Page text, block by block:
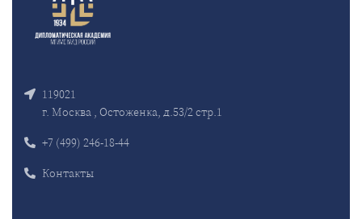
119021
г. Москва , Остоженка, д.53/2 стр.1
+7 (499) 246-18-44
Контакты